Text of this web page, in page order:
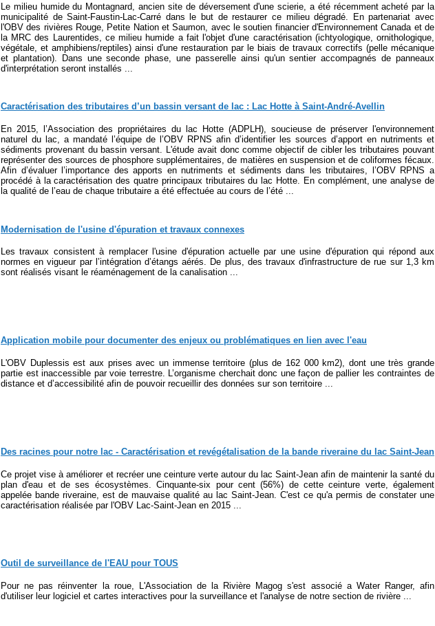
Le milieu humide du Montagnard, ancien site de déversement d'une scierie, a été récemment acheté par la
municipalité de Saint-Faustin-Lac-Carré dans le but de restaurer ce milieu dégradé. En partenariat avec
l'OBV des rivières Rouge, Petite Nation et Saumon, avec le soutien financier d'Environnement Canada et de
la MRC des Laurentides, ce milieu humide a fait l'objet d'une caractérisation (ichtyologique, ornithologique,
végétale, et amphibiens/reptiles) ainsi d'une restauration par le biais de travaux correctifs (pelle mécanique
et plantation). Dans une seconde phase, une passerelle ainsi qu'un sentier accompagnés de panneaux
d'interprétation seront installés ...
Caractérisation des tributaires d’un bassin versant de lac : Lac Hotte à Saint-André-Avellin
En 2015, l’Association des propriétaires du lac Hotte (ADPLH), soucieuse de préserver l'environnement
naturel du lac, a mandaté l’équipe de l’OBV RPNS afin d’identifier les sources d’apport en nutriments et
sédiments provenant du bassin versant. L'étude avait donc comme objectif de cibler les tributaires pouvant
représenter des sources de phosphore supplémentaires, de matières en suspension et de coliformes fécaux.
Afin d’évaluer l’importance des apports en nutriments et sédiments dans les tributaires, l’OBV RPNS a
procédé à la caractérisation des quatre principaux tributaires du lac Hotte. En complément, une analyse de
la qualité de l’eau de chaque tributaire a été effectuée au cours de l’été ...
Modernisation de l'usine d'épuration et travaux connexes
Les travaux consistent à remplacer l'usine d'épuration actuelle par une usine d'épuration qui répond aux
normes en vigueur par l’intégration d’étangs aérés. De plus, des travaux d'infrastructure de rue sur 1,3 km
sont réalisés visant le réaménagement de la canalisation ...
Application mobile pour documenter des enjeux ou problématiques en lien avec l'eau
L'OBV Duplessis est aux prises avec un immense territoire (plus de 162 000 km2), dont une très grande
partie est inaccessible par voie terrestre. L’organisme cherchait donc une façon de pallier les contraintes de
distance et d’accessibilité afin de pouvoir recueillir des données sur son territoire ...
Des racines pour notre lac - Caractérisation et revégétalisation de la bande riveraine du lac Saint-Jean
Ce projet vise à améliorer et recréer une ceinture verte autour du lac Saint-Jean afin de maintenir la santé du
plan d'eau et de ses écosystèmes. Cinquante-six pour cent (56%) de cette ceinture verte, également
appelée bande riveraine, est de mauvaise qualité au lac Saint-Jean. C'est ce qu'a permis de constater une
caractérisation réalisée par l'OBV Lac-Saint-Jean en 2015 ...
Outil de surveillance de l'EAU pour TOUS
Pour ne pas réinventer la roue, L'Association de la Rivière Magog s'est associé a Water Ranger, afin
d'utiliser leur logiciel et cartes interactives pour la surveillance et l'analyse de notre section de rivière ...